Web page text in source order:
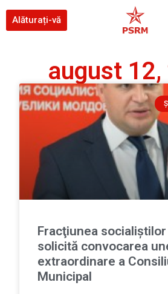
Alăturați-vă
august
Fracţiunea socialiştilor
solicită convocarea
extraordinare a
Municipal